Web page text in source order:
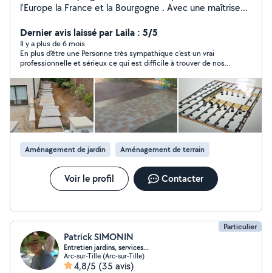
l'Europe la France et la Bourgogne . Avec une maîtrise
automatique, en passant par l'éclairage de jardin, les
clôtures et portails, le pavage, le dallage, le
terrassement, les soutènements et les plantations et la
decoration de vos extérieurs. Ce qui m'épanouit le plus,
c'est la conception d'aménagements sur mesure. Je
réalise aussi des constructions bois comme des
pergolas, carports, et j'aménage vos espaces piscine. Je
propose la vente et l'installation de bains norvégiens,
braseros, et tout ce qui rend votre jardin unique.
Fontaine & Paysage, c'est votre partenaire passionné
pour sculpter vos extérieurs
Dernier avis laissé par Laila : 5/5
Il y a plus de 6 mois
En plus d’être une Personne très sympathique c’est un vrai
professionnelle et sérieux ce qui est difficile à trouver de nos
Aménagement de jardin Aménagement de terrain
Voir le profil Contacter
Particulier
Patrick SIMONIN
Entretien jardins, services...
Arc-sur-Tille (Arc-sur-Tille)
4,8/5 (35 avis)